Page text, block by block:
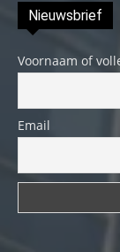
Nieuwsbrief
Voornaam of
Email